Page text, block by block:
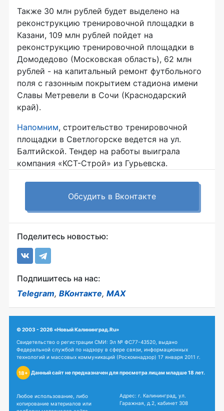
Также 30 млн рублей будет выделено на
реконструкцию тренировочной площадки в
Казани, 109 млн рублей пойдет на
реконструкцию тренировочной площадки в
Домодедово (Московская область), 62 млн
рублей - на капитальный ремонт футбольного
поля с газонным покрытием стадиона имени
Славы Метревели в Сочи (Краснодарский
край).
Напомним, строительство тренировочной
площадки в Светлогорске ведется на ул.
Балтийской. Тендер на работы выиграла
компания «КСТ-Строй» из Гурьевска.
Обсудить в Вконтакте
Поделитесь новостью:
Подпишитесь на нас:
Telegram, ВКонтакте, MAX
© 2003 - 2026 «Новый Калининград.Ru»
Свидетельство о регистрации СМИ: Эл № ФС77-43520, выдано
Федеральной службой по надзору в сфере связи, информационных
технологий и массовых коммуникаций (Роскомнадзор) 17 января 2011 г.
18+ Данный сайт не предназначен для просмотра лицам младше 18 лет.
Любое использование, либо
копирование материалов или
Адрес: г. Калининград, ул.
Гаражная, д.2, кабинет 308